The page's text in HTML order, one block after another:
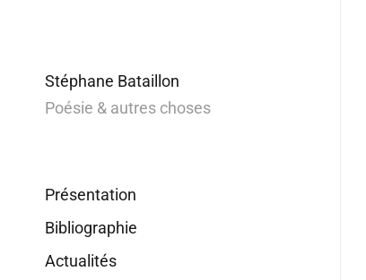
Stéphane Bataillon
Poésie & autres choses
Présentation
Bibliographie
Actualités